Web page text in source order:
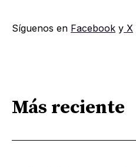
Síguenos en Facebook y X
Más reciente